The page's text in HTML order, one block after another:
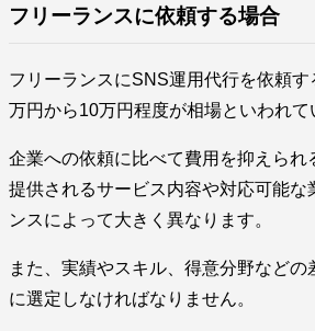
フリーランスに依頼する場合
フリーランスにSNS運用代行を依頼
万円から10万円程度が相場といわれて
企業への依頼に比べて費用を抑えられ
提供されるサービス内容や対応可能な
ンスによって大きく異なります。
また、実績やスキル、得意分野など
に選定しなければなりません。